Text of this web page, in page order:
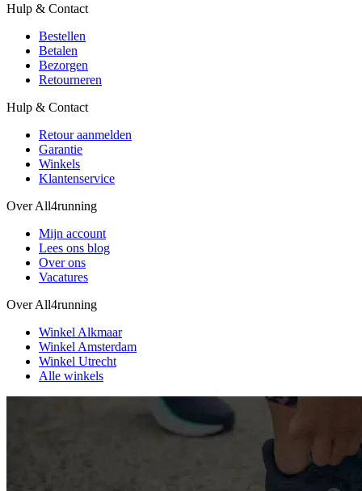
Hulp & Contact
Bestellen
Betalen
Bezorgen
Retourneren
Hulp & Contact
Retour aanmelden
Garantie
Winkels
Klantenservice
Over All4running
Mijn account
Lees ons blog
Over ons
Vacatures
Over All4running
Winkel Alkmaar
Winkel Amsterdam
Winkel Utrecht
Alle winkels